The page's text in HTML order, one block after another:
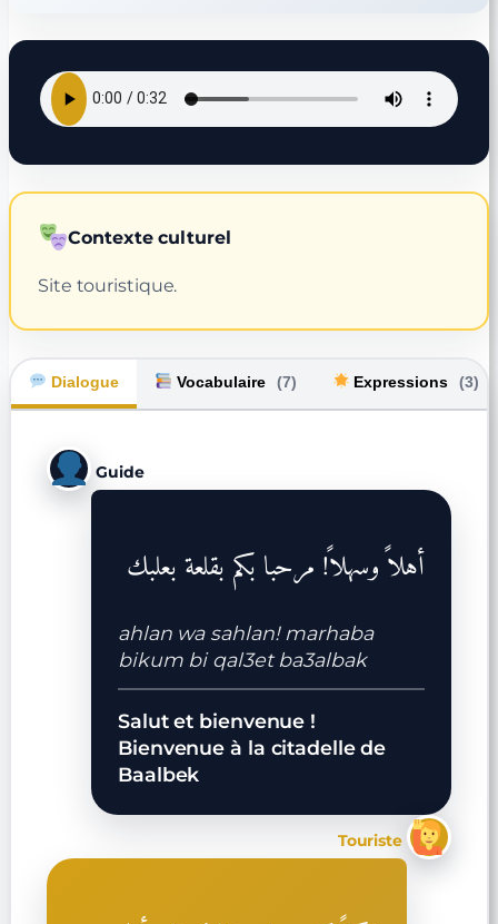
Contexte culturel
Site touristique.
Dialogue Vocabulaire (7) Expressions (3)
Guide
أهلاً وسهلاً! مرحبا بكم بقلعة بعلبك
ahlan wa sahlan! marhaba
bikum bi qal3et ba3albak
Salut et bienvenue !
Bienvenue à la citadelle de
Baalbek
Touriste